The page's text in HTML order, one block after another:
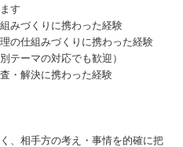
す
みづくりに携わった経験
の仕組みづくりに携わった経験
テーマの対応でも歓迎）
・解決に携わった経験
、相手方の考え・事情を的確に把